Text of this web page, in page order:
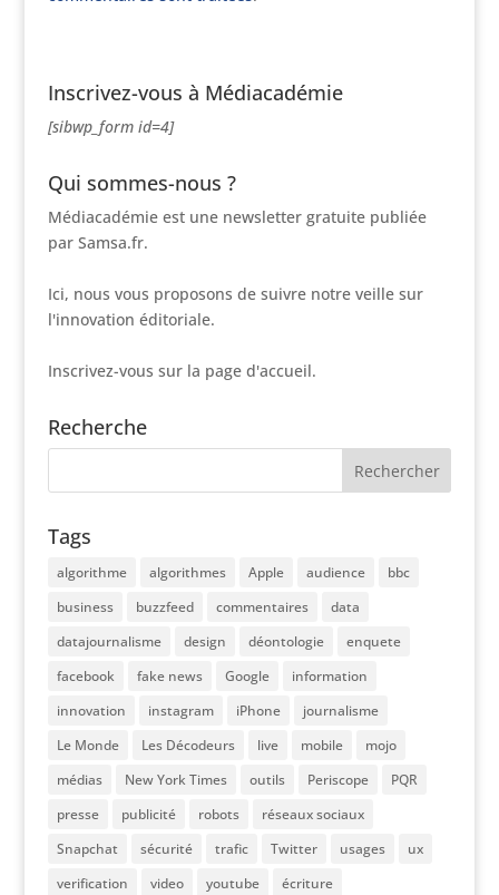
Inscrivez-vous à Médiacadémie
[sibwp_form id=4]
Qui sommes-nous ?
Médiacadémie est une newsletter gratuite publiée
par Samsa.fr.
Ici, nous vous proposons de suivre notre veille sur
l'innovation éditoriale.
Inscrivez-vous sur la page d'accueil.
Recherche
Tags
algorithme algorithmes Apple audience
bbc
business
buzzfeed commentaires
data
datajournalisme
design déontologie
enquete
facebook
fake news Google
information
innovation
instagram iPhone
journalisme
Le Monde
Les Décodeurs live mobile
mojo
médias
New York Times outils Periscope
PQR
presse
publicité robots
réseaux sociaux
Snapchat
sécurité trafic Twitter usages
ux
verification
video youtube écriture